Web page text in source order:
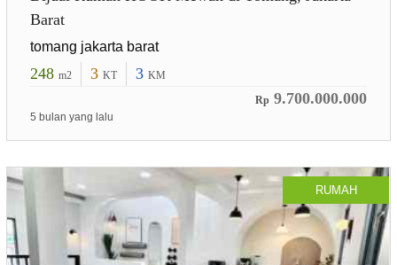
Barat
tomang jakarta barat
248 m2 3 KT 3 KM
Rp 9.700.000.000
5 bulan yang lalu
RUMAH